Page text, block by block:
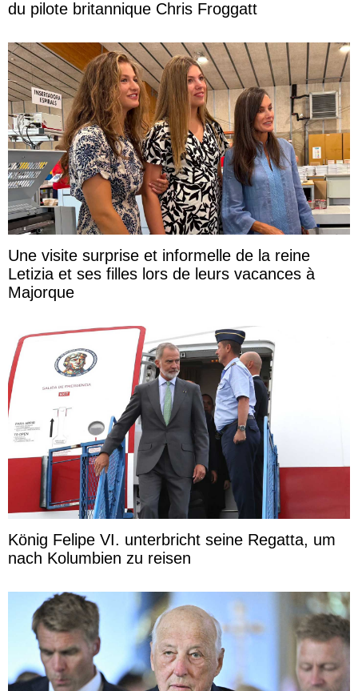
du pilote britannique Chris Froggatt
Une visite surprise et informelle de la reine
Letizia et ses filles lors de leurs vacances à
Majorque
König Felipe VI. unterbricht seine Regatta, um
nach Kolumbien zu reisen